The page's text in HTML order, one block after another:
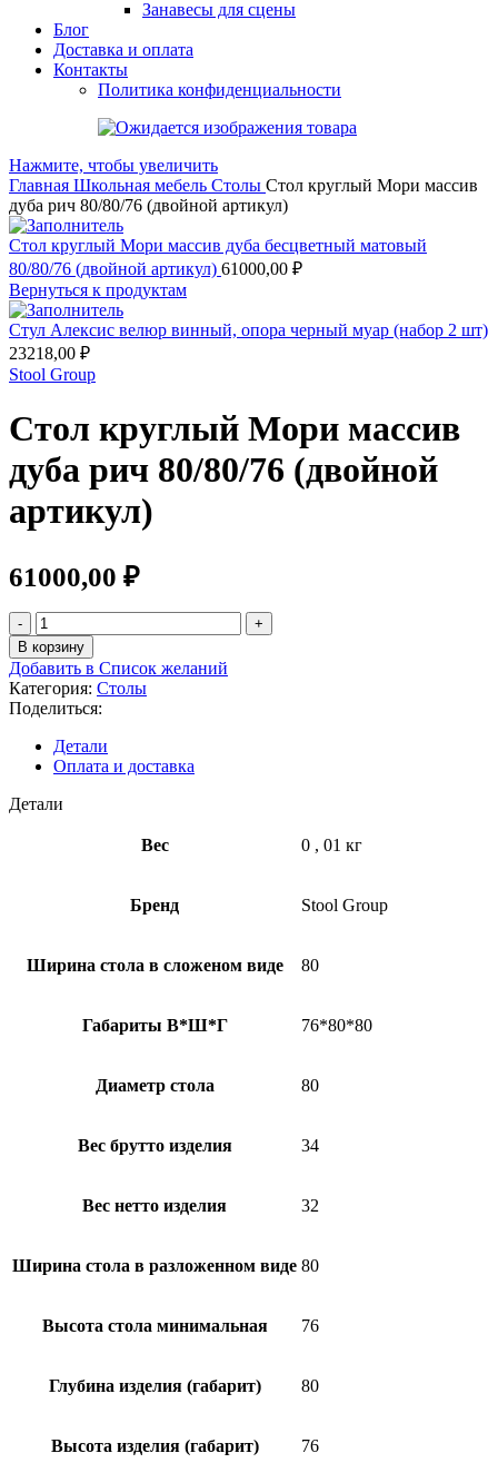
Занавесы для сцены
Блог
Доставка и оплата
Контакты
Политика конфиденциальности
Нажмите, чтобы увеличить
Главная Школьная мебель Столы Стол круглый Мори массив
дуба рич 80/80/76 (двойной артикул)
Стол круглый Мори массив дуба бесцветный матовый
80/80/76 (двойной артикул) 61000,00 ₽
Вернуться к продуктам
Стул Алексис велюр винный, опора черный муар (набор 2 шт)
23218,00 ₽
Stool Group
Стол круглый Мори массив
дуба рич 80/80/76 (двойной
артикул)
61000,00 ₽
В корзину
Добавить в Список желаний
Категория: Столы
Поделиться:
Детали
Оплата и доставка
Детали
Вес 0 , 01 кг
Бренд Stool Group
Ширина стола в сложеном виде 80
Габариты В*Ш*Г 76*80*80
Диаметр стола 80
Вес брутто изделия 34
Вес нетто изделия 32
Ширина стола в разложенном виде 80
Высота стола минимальная 76
Глубина изделия (габарит) 80
Высота изделия (габарит) 76